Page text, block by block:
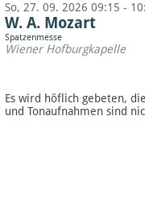
So, 27. 09. 2026 09:15 -
W. A. Mozart
Spatzenmesse
Wiener Hofburgkapelle
Es wird höflich gebeten,
und Tonaufnahmen sind